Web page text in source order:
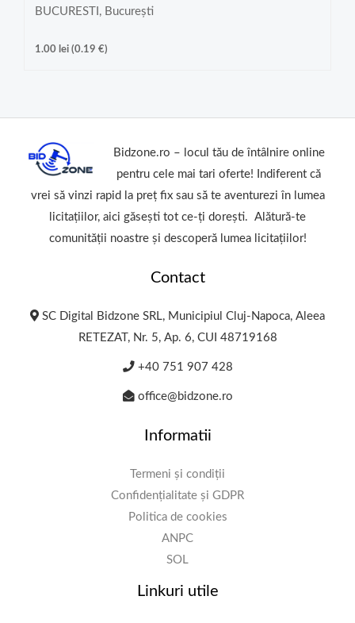
BUCURESTI, București
1.00 lei(0.19 €)
Bidzone.ro – locul tău de întâlnire online
pentru cele mai tari oferte! Indiferent că
vrei să vinzi rapid la preț fix sau să te aventurezi în lumea
licitațiilor, aici găsești tot ce-ți dorești. Alătură-te
comunității noastre și descoperă lumea licitațiilor!
Contact
SC Digital Bidzone SRL, Municipiul Cluj-Napoca, Aleea
RETEZAT, Nr. 5, Ap. 6, CUI 48719168
+40 751 907 428
office@bidzone.ro
Informatii
Termeni și condiții
Confidențialitate și GDPR
Politica de cookies
ANPC
SOL
Linkuri utile